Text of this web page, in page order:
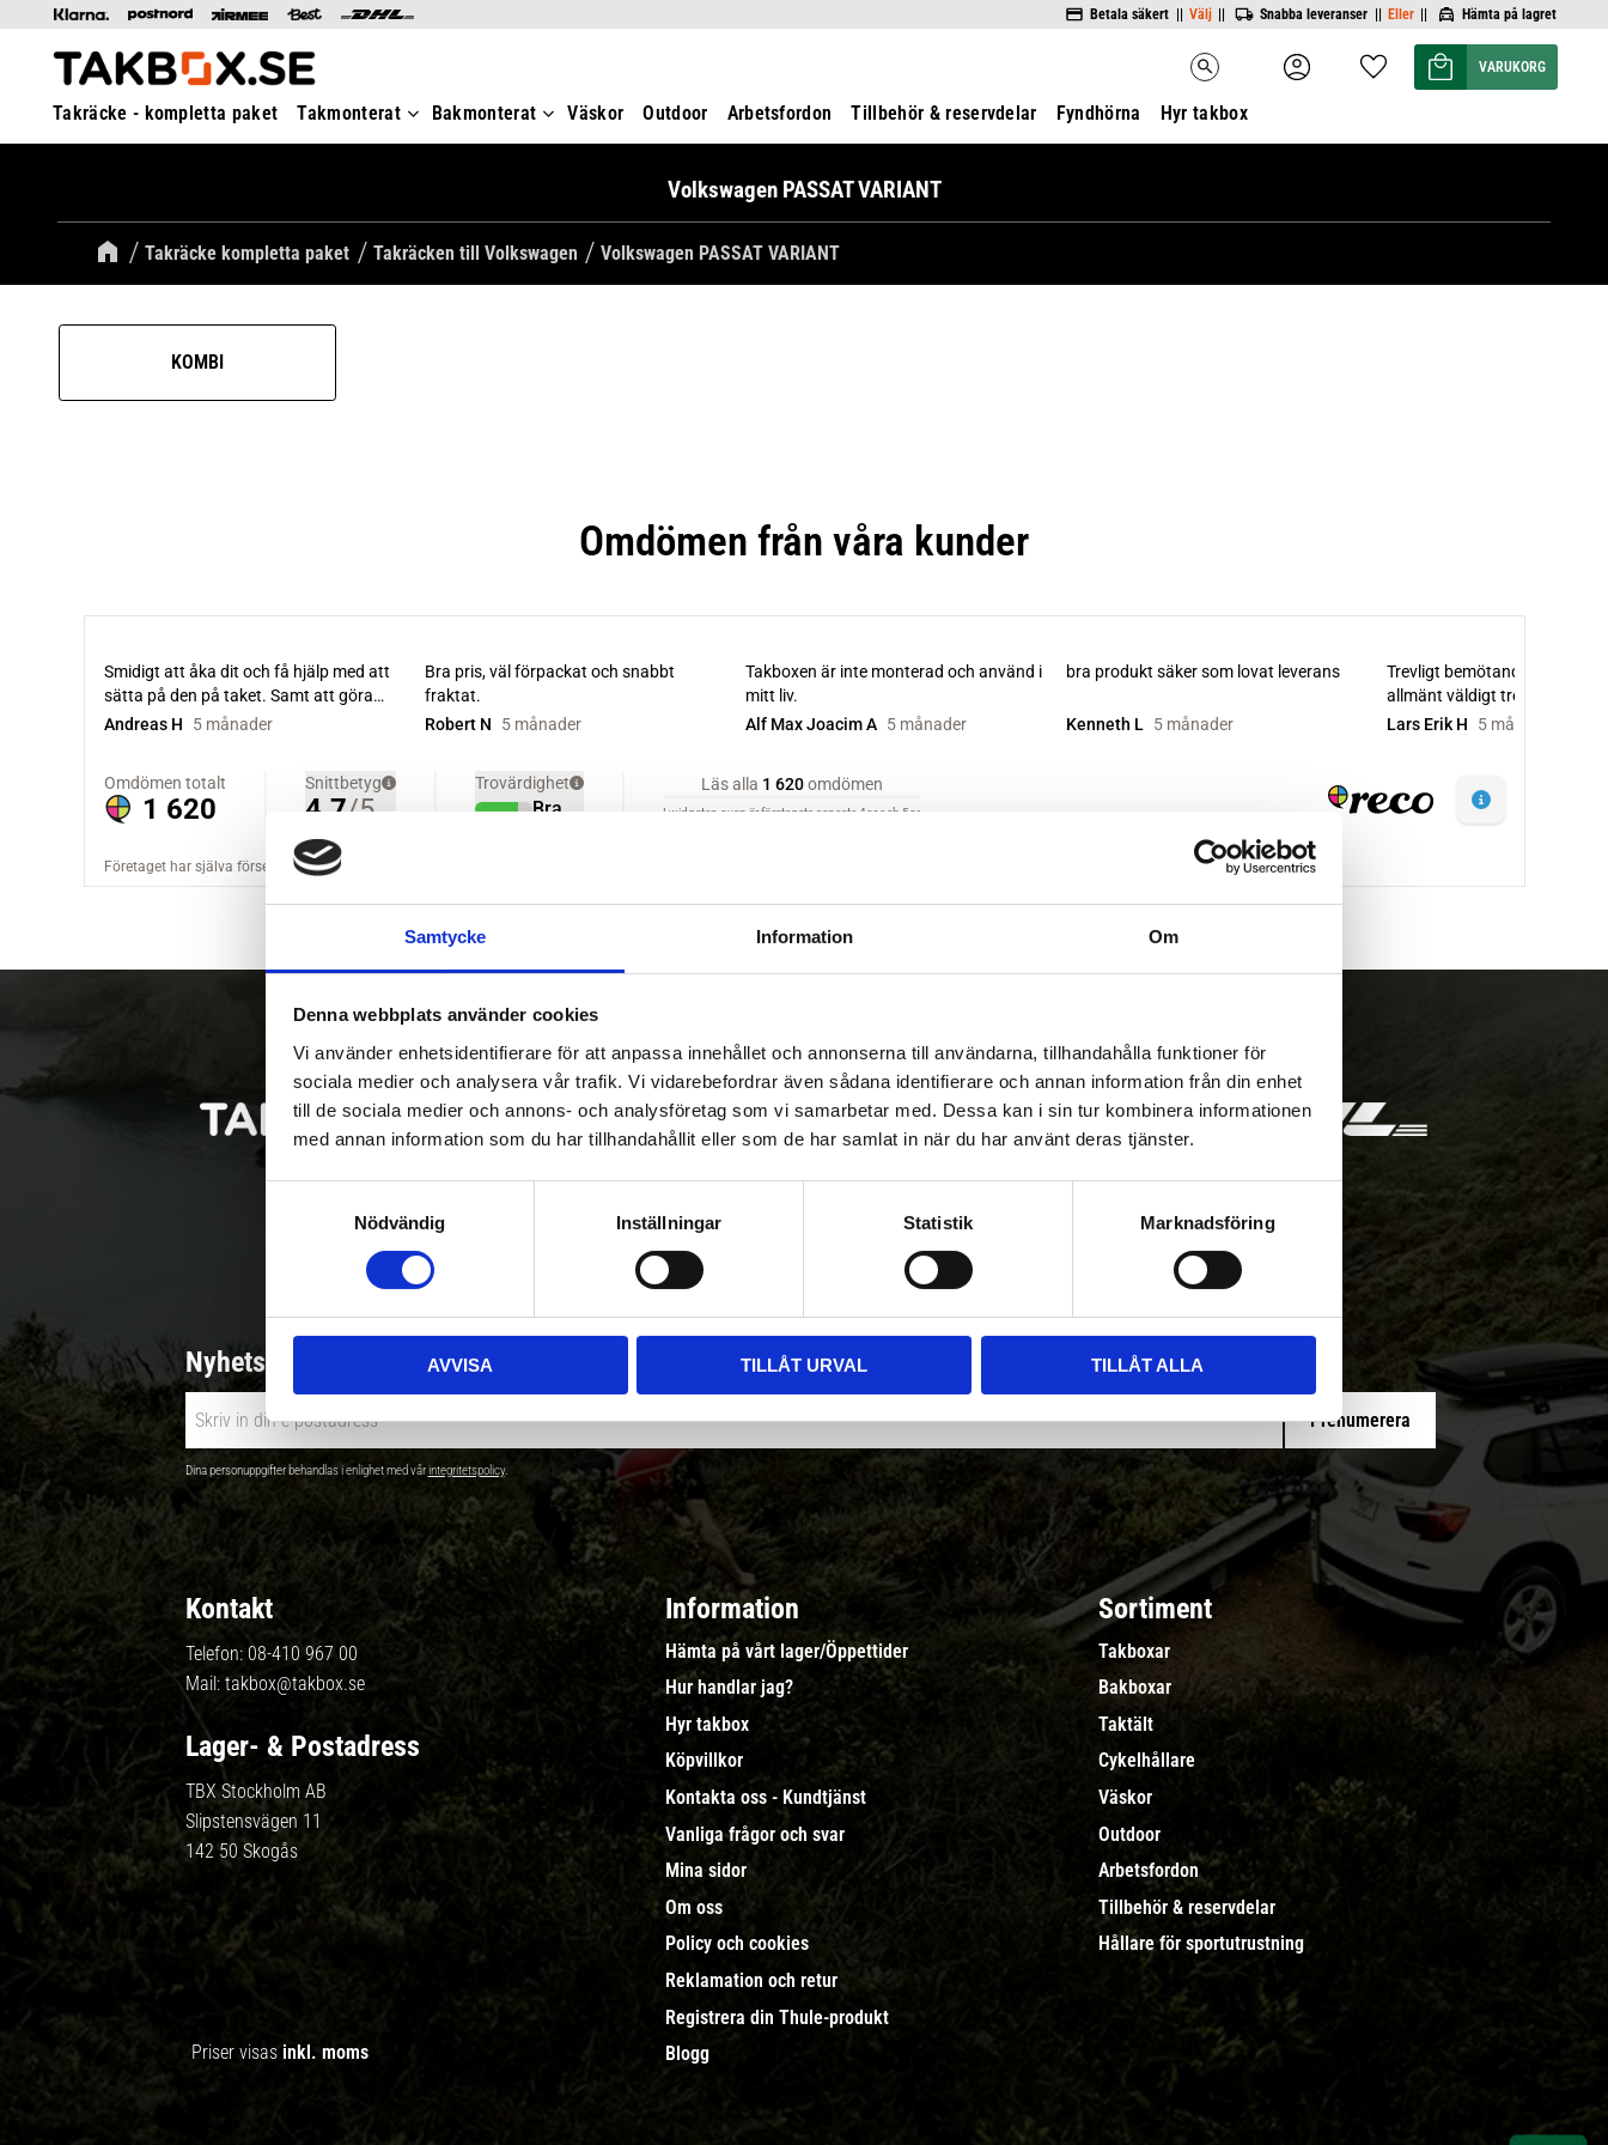
Samtycke Information Om
Denna webbplats använder cookies
Vi använder enhetsidentifierare för att anpassa innehållet och annonserna till användarna, tillhandahålla funktioner för
sociala medier och analysera vår trafik. Vi vidarebefordrar även sådana identifierare och annan information från din enhet
till de sociala medier och annons- och analysföretag som vi samarbetar med. Dessa kan i sin tur kombinera informationen
med annan information som du har tillhandahållit eller som de har samlat in när du har använt deras tjänster.
e
s
v
a
Nödvändig Inställningar Statistik Marknadsföring
AVVISA TILLÅT URVAL TILLÅT ALLA
Betala säkert || Välj || Snabba leveranser || Eller || Hämta på lagret
search Favoriter
Kundvagn
Takräcke - kompletta paket Takmonterat Bakmonterat Väskor Outdoor Arbetsfordon Tillbehör & reservdelar Fyndhörna Hyr takbox
Volkswagen PASSAT VARIANT
Takräcke kompletta paket Takräcken till Volkswagen Volkswagen PASSAT VARIANT
KOMBI
Betala säkert || Snabba leveranser || Hämta på lagret med/utan montering
Nyhetsbrev - Ta del av nyheter & erbjudanden
Prenumerera
Dina personuppgifter behandlas i enlighet med vårintegritetspolicy.
Kontakt
Telefon: 08-410 967 00
Mail: takbox@takbox.se
Lager- & Postadress
TBX Stockholm AB
Slipstensvägen 11
142 50 Skogås
Information
Hämta på vårt lager/Öppettider
Hur handlar jag?
Hyr takbox
Köpvillkor
Kontakta oss - Kundtjänst
Vanliga frågor och svar
Mina sidor
Om oss
Policy och cookies
Reklamation och retur
Registrera din Thule-produkt
Blogg
Sortiment
Takboxar
Bakboxar
Taktält
Cykelhållare
Väskor
Outdoor
Arbetsfordon
Tillbehör & reservdelar
Hållare för sportutrustning
Priser visas inkl. moms